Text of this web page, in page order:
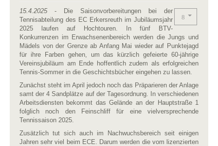
15.4.2025 - Die Saisonvorbereitungen bei der
Tennisabteilung des EC Erkersreuth im Jubiläumsjahr
2025 laufen auf Hochtouren. In fünf BTV-
Konkurrenzen im Erwachsenenbereich werden die Jungs und
Mädels von der Grenze ab Anfang Mai wieder auf Punktejagd
für ihre Farben gehen, um das kürzlich gefeierte 60-jährige
Vereinsjubiläum am Ende hoffentlich zudem als erfolgreichen
Tennis-Sommer in die Geschichtsbücher eingehen zu lassen.
Zunächst steht im April jedoch noch das Präparieren der Anlage
samt der 4 Sandplätze auf der Tagesordnung. In verschiedenen
Arbeitsdiensten bekommt das Gelände an der Hauptstraße 1
folglich noch den Feinschliff für eine vielversprechende
Tennissaison 2025.
Zusätzlich tut sich auch im Nachwuchsbereich seit einigen
Jahren sehr viel beim ECE. Darum werden die vom lizenzierten